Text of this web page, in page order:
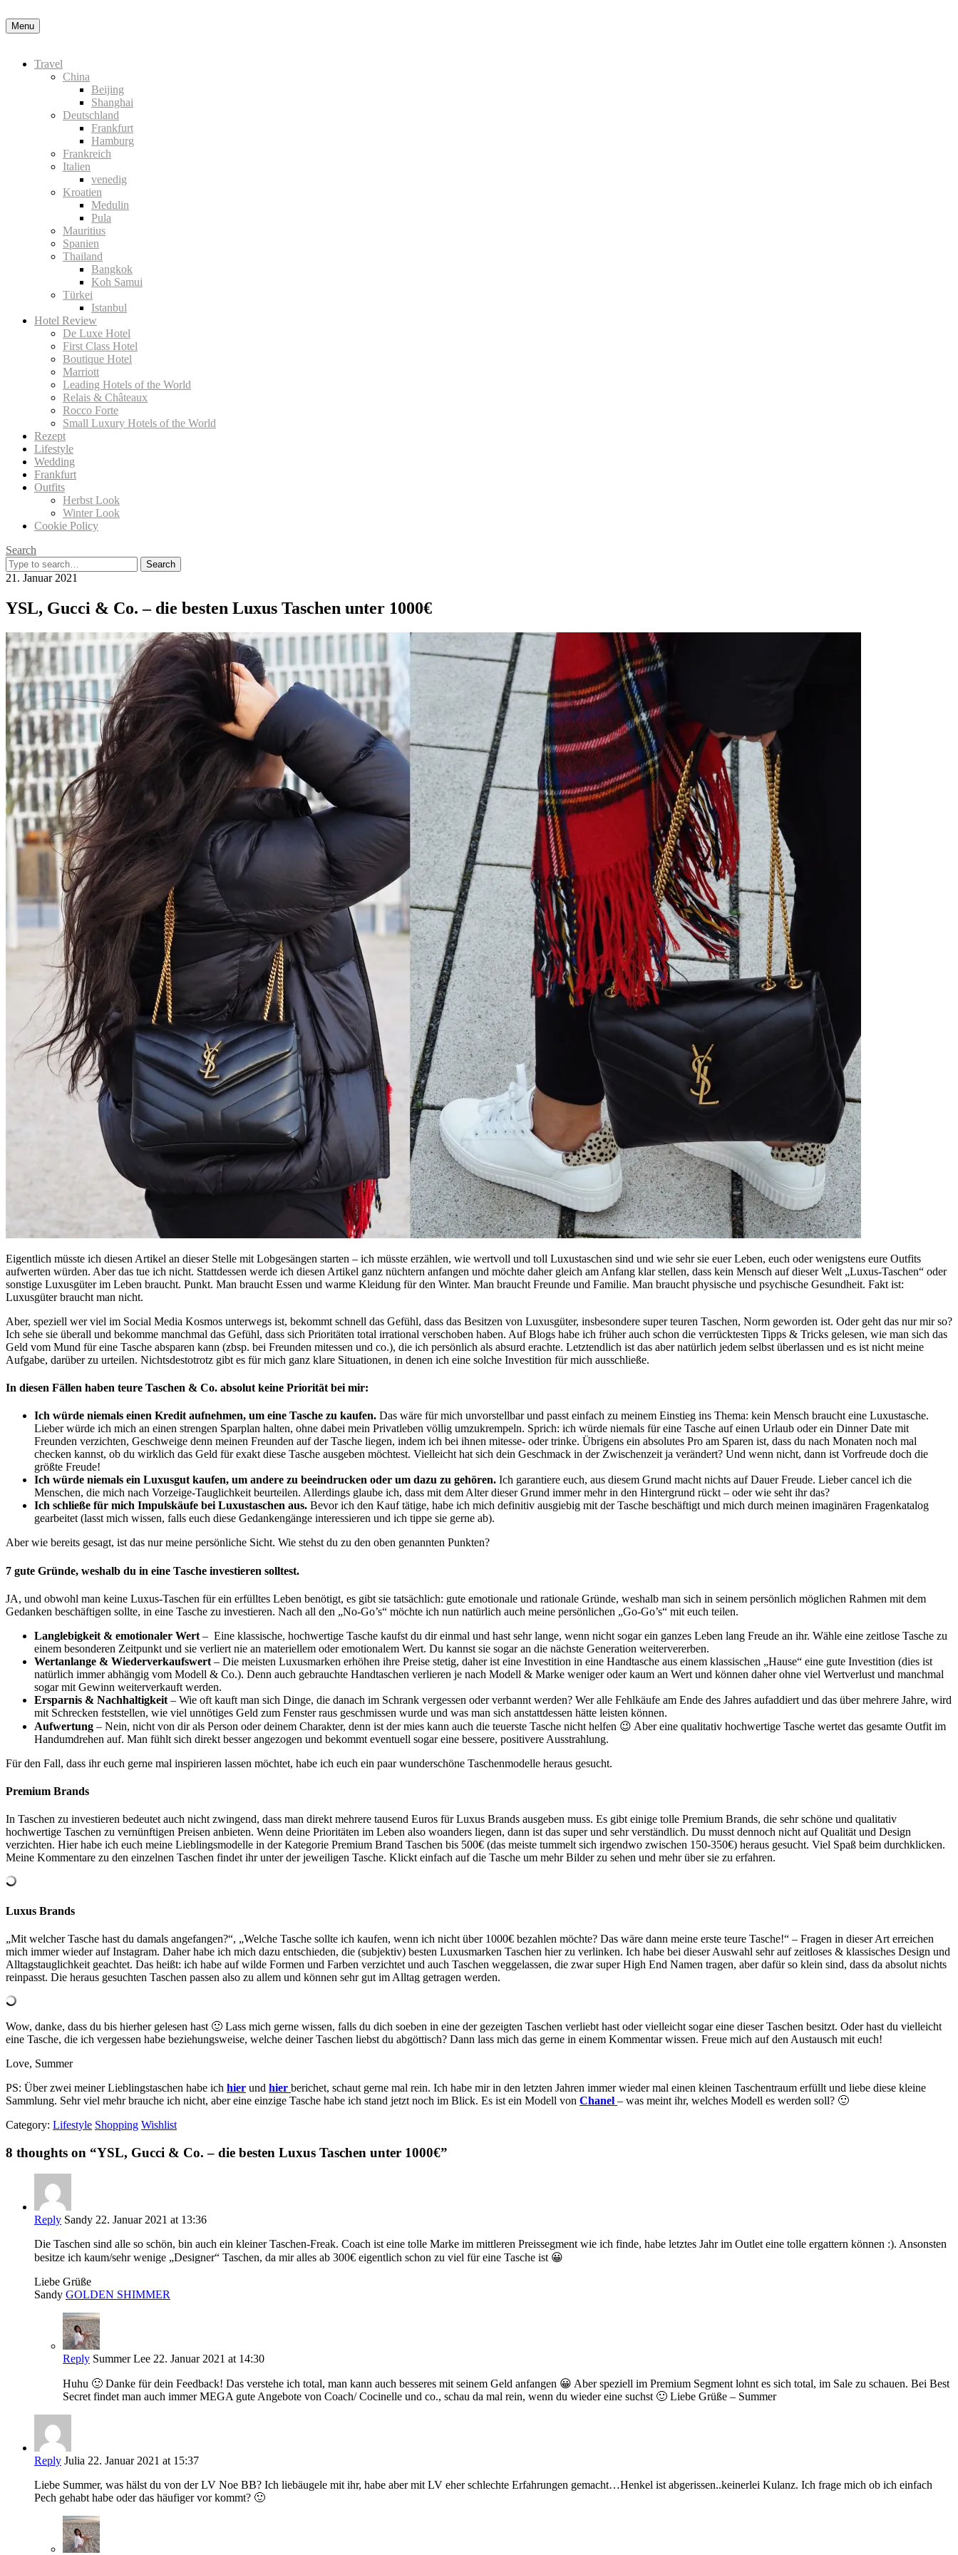
Menu
Travel
China
Beijing
Shanghai
Deutschland
Frankfurt
Hamburg
Frankreich
Italien
venedig
Kroatien
Medulin
Pula
Mauritius
Spanien
Thailand
Bangkok
Koh Samui
Türkei
Istanbul
Hotel Review
De Luxe Hotel
First Class Hotel
Boutique Hotel
Marriott
Leading Hotels of the World
Relais & Châteaux
Rocco Forte
Small Luxury Hotels of the World
Rezept
Lifestyle
Wedding
Frankfurt
Outfits
Herbst Look
Winter Look
Cookie Policy
Search
Search
for:
21. Januar 2021
YSL, Gucci & Co. – die besten Luxus Taschen unter 1000€
Eigentlich müsste ich diesen Artikel an dieser Stelle mit Lobgesängen starten – ich müsste erzählen, wie wertvoll und toll Luxustaschen sind und wie sehr sie euer Leben, euch oder wenigstens eure Outfits
aufwerten würden. Aber das tue ich nicht. Stattdessen werde ich diesen Artikel ganz nüchtern anfangen und möchte daher gleich am Anfang klar stellen, dass kein Mensch auf dieser Welt „Luxus-Taschen“ oder
sonstige Luxusgüter im Leben braucht. Punkt. Man braucht Essen und warme Kleidung für den Winter. Man braucht Freunde und Familie. Man braucht physische und psychische Gesundheit. Fakt ist:
Luxusgüter braucht man nicht.
Aber, speziell wer viel im Social Media Kosmos unterwegs ist, bekommt schnell das Gefühl, dass das Besitzen von Luxusgüter, insbesondere super teuren Taschen, Norm geworden ist. Oder geht das nur mir so?
Ich sehe sie überall und bekomme manchmal das Gefühl, dass sich Prioritäten total irrational verschoben haben. Auf Blogs habe ich früher auch schon die verrücktesten Tipps & Tricks gelesen, wie man sich das
Geld vom Mund für eine Tasche absparen kann (zbsp. bei Freunden mitessen und co.), die ich persönlich als absurd erachte. Letztendlich ist das aber natürlich jedem selbst überlassen und es ist nicht meine
Aufgabe, darüber zu urteilen. Nichtsdestotrotz gibt es für mich ganz klare Situationen, in denen ich eine solche Investition für mich ausschließe.
In diesen Fällen haben teure Taschen & Co. absolut keine Priorität bei mir:
Ich würde niemals einen Kredit aufnehmen, um eine Tasche zu kaufen. Das wäre für mich unvorstellbar und passt einfach zu meinem Einstieg ins Thema: kein Mensch braucht eine Luxustasche.
Lieber würde ich mich an einen strengen Sparplan halten, ohne dabei mein Privatleben völlig umzukrempeln. Sprich: ich würde niemals für eine Tasche auf einen Urlaub oder ein Dinner Date mit
Freunden verzichten, Geschweige denn meinen Freunden auf der Tasche liegen, indem ich bei ihnen mitesse- oder trinke. Übrigens ein absolutes Pro am Sparen ist, dass du nach Monaten noch mal
checken kannst, ob du wirklich das Geld für exakt diese Tasche ausgeben möchtest. Vielleicht hat sich dein Geschmack in der Zwischenzeit ja verändert? Und wenn nicht, dann ist Vorfreude doch die
größte Freude!
Ich würde niemals ein Luxusgut kaufen, um andere zu beeindrucken oder um dazu zu gehören. Ich garantiere euch, aus diesem Grund macht nichts auf Dauer Freude. Lieber cancel ich die
Menschen, die mich nach Vorzeige-Tauglichkeit beurteilen. Allerdings glaube ich, dass mit dem Alter dieser Grund immer mehr in den Hintergrund rückt – oder wie seht ihr das?
Ich schließe für mich Impulskäufe bei Luxustaschen aus. Bevor ich den Kauf tätige, habe ich mich definitiv ausgiebig mit der Tasche beschäftigt und mich durch meinen imaginären Fragenkatalog
gearbeitet (lasst mich wissen, falls euch diese Gedankengänge interessieren und ich tippe sie gerne ab).
Aber wie bereits gesagt, ist das nur meine persönliche Sicht. Wie stehst du zu den oben genannten Punkten?
7 gute Gründe, weshalb du in eine Tasche investieren solltest.
JA, und obwohl man keine Luxus-Taschen für ein erfülltes Leben benötigt, es gibt sie tatsächlich: gute emotionale und rationale Gründe, weshalb man sich in seinem persönlich möglichen Rahmen mit dem
Gedanken beschäftigen sollte, in eine Tasche zu investieren. Nach all den „No-Go’s“ möchte ich nun natürlich auch meine persönlichen „Go-Go’s“ mit euch teilen.
Langlebigkeit & emotionaler Wert – Eine klassische, hochwertige Tasche kaufst du dir einmal und hast sehr lange, wenn nicht sogar ein ganzes Leben lang Freude an ihr. Wähle eine zeitlose Tasche zu
einem besonderen Zeitpunkt und sie verliert nie an materiellem oder emotionalem Wert. Du kannst sie sogar an die nächste Generation weitervererben.
Wertanlange & Wiederverkaufswert – Die meisten Luxusmarken erhöhen ihre Preise stetig, daher ist eine Investition in eine Handtasche aus einem klassischen „Hause“ eine gute Investition (dies ist
natürlich immer abhängig vom Modell & Co.). Denn auch gebrauchte Handtaschen verlieren je nach Modell & Marke weniger oder kaum an Wert und können daher ohne viel Wertverlust und manchmal
sogar mit Gewinn weiterverkauft werden.
Ersparnis & Nachhaltigkeit – Wie oft kauft man sich Dinge, die danach im Schrank vergessen oder verbannt werden? Wer alle Fehlkäufe am Ende des Jahres aufaddiert und das über mehrere Jahre, wird
mit Schrecken feststellen, wie viel unnötiges Geld zum Fenster raus geschmissen wurde und was man sich anstattdessen hätte leisten können.
Aufwertung – Nein, nicht von dir als Person oder deinem Charakter, denn ist der mies kann auch die teuerste Tasche nicht helfen 😉 Aber eine qualitativ hochwertige Tasche wertet das gesamte Outfit im
Handumdrehen auf. Man fühlt sich direkt besser angezogen und bekommt eventuell sogar eine bessere, positivere Ausstrahlung.
Für den Fall, dass ihr euch gerne mal inspirieren lassen möchtet, habe ich euch ein paar wunderschöne Taschenmodelle heraus gesucht.
Premium Brands
In Taschen zu investieren bedeutet auch nicht zwingend, dass man direkt mehrere tausend Euros für Luxus Brands ausgeben muss. Es gibt einige tolle Premium Brands, die sehr schöne und qualitativ
hochwertige Taschen zu vernünftigen Preisen anbieten. Wenn deine Prioritäten im Leben also woanders liegen, dann ist das super und sehr verständlich. Du musst dennoch nicht auf Qualität und Design
verzichten. Hier habe ich euch meine Lieblingsmodelle in der Kategorie Premium Brand Taschen bis 500€ (das meiste tummelt sich irgendwo zwischen 150-350€) heraus gesucht. Viel Spaß beim durchklicken.
Meine Kommentare zu den einzelnen Taschen findet ihr unter der jeweiligen Tasche. Klickt einfach auf die Tasche um mehr Bilder zu sehen und mehr über sie zu erfahren.
Luxus Brands
„Mit welcher Tasche hast du damals angefangen?“, „Welche Tasche sollte ich kaufen, wenn ich nicht über 1000€ bezahlen möchte? Das wäre dann meine erste teure Tasche!“ – Fragen in dieser Art erreichen
mich immer wieder auf Instagram. Daher habe ich mich dazu entschieden, die (subjektiv) besten Luxusmarken Taschen hier zu verlinken. Ich habe bei dieser Auswahl sehr auf zeitloses & klassisches Design und
Alltagstauglichkeit geachtet. Das heißt: ich habe auf wilde Formen und Farben verzichtet und auch Taschen weggelassen, die zwar super High End Namen tragen, aber dafür so klein sind, dass da absolut nichts
reinpasst. Die heraus gesuchten Taschen passen also zu allem und können sehr gut im Alltag getragen werden.
Wow, danke, dass du bis hierher gelesen hast 🙂 Lass mich gerne wissen, falls du dich soeben in eine der gezeigten Taschen verliebt hast oder vielleicht sogar eine dieser Taschen besitzt. Oder hast du vielleicht
eine Tasche, die ich vergessen habe beziehungsweise, welche deiner Taschen liebst du abgöttisch? Dann lass mich das gerne in einem Kommentar wissen. Freue mich auf den Austausch mit euch!
Love, Summer
PS: Über zwei meiner Lieblingstaschen habe ich hier und hier berichet, schaut gerne mal rein. Ich habe mir in den letzten Jahren immer wieder mal einen kleinen Taschentraum erfüllt und liebe diese kleine
Sammlung. Sehr viel mehr brauche ich nicht, aber eine einzige Tasche habe ich stand jetzt noch im Blick. Es ist ein Modell von Chanel – was meint ihr, welches Modell es werden soll? 🙂
Category: Lifestyle Shopping Wishlist
8 thoughts on “YSL, Gucci & Co. – die besten Luxus Taschen unter 1000€”
Reply Sandy 22. Januar 2021 at 13:36
Die Taschen sind alle so schön, bin auch ein kleiner Taschen-Freak. Coach ist eine tolle Marke im mittleren Preissegment wie ich finde, habe letztes Jahr im Outlet eine tolle ergattern können :). Ansonsten
besitze ich kaum/sehr wenige „Designer“ Taschen, da mir alles ab 300€ eigentlich schon zu viel für eine Tasche ist 😀
Liebe Grüße
Sandy GOLDEN SHIMMER
Reply Summer Lee 22. Januar 2021 at 14:30
Huhu 🙂 Danke für dein Feedback! Das verstehe ich total, man kann auch besseres mit seinem Geld anfangen 😀 Aber speziell im Premium Segment lohnt es sich total, im Sale zu schauen. Bei Best
Secret findet man auch immer MEGA gute Angebote von Coach/ Cocinelle und co., schau da mal rein, wenn du wieder eine suchst 🙂 Liebe Grüße – Summer
Reply Julia 22. Januar 2021 at 15:37
Liebe Summer, was hälst du von der LV Noe BB? Ich liebäugele mit ihr, habe aber mit LV eher schlechte Erfahrungen gemacht…Henkel ist abgerissen..keinerlei Kulanz. Ich frage mich ob ich einfach
Pech gehabt habe oder das häufiger vor kommt? 🙂